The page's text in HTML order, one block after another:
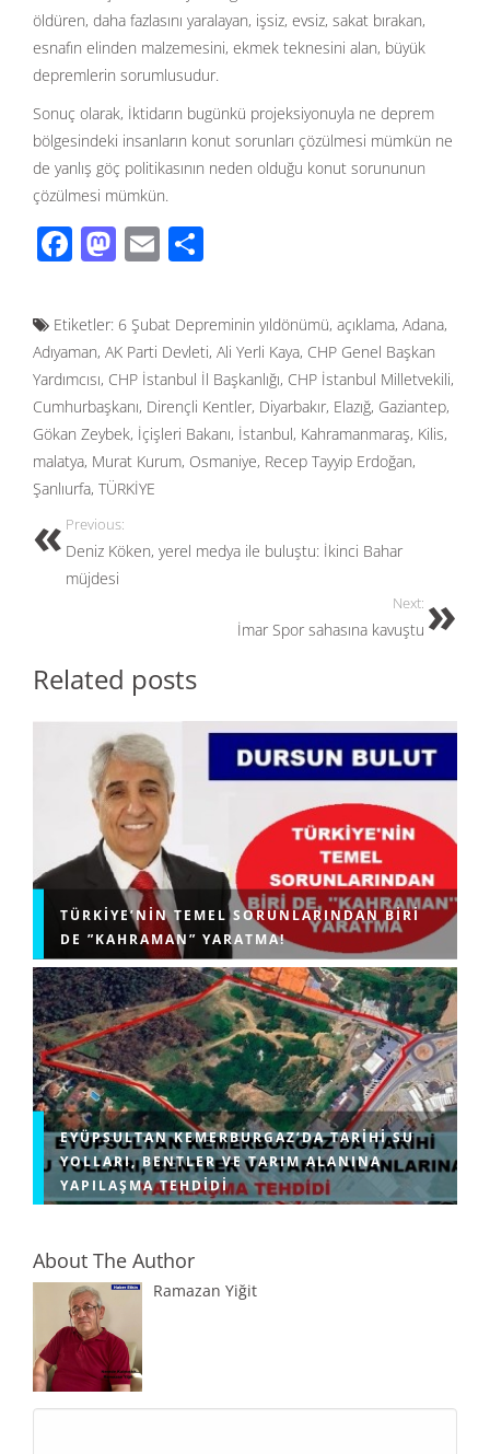
öldüren, daha fazlasını yaralayan, işsiz, evsiz, sakat bırakan,
esnafın elinden malzemesini, ekmek teknesini alan, büyük
depremlerin sorumlusudur.
Sonuç olarak, İktidarın bugünkü projeksiyonuyla ne deprem
bölgesindeki insanların konut sorunları çözülmesi mümkün ne
de yanlış göç politikasının neden olduğu konut sorununun
çözülmesi mümkün.
F
e
b
o
o
k
M
to
d
o
n
E
ail ar
e
Etiketler: 6 Şubat Depreminin yıldönümü, açıklama, Adana,
Adıyaman, AK Parti Devleti, Ali Yerli Kaya, CHP Genel Başkan
Yardımcısı, CHP İstanbul İl Başkanlığı, CHP İstanbul Milletvekili,
Cumhurbaşkanı, Dirençli Kentler, Diyarbakır, Elazığ, Gaziantep,
Gökan Zeybek, İçişleri Bakanı, İstanbul, Kahramanmaraş, Kilis,
malatya, Murat Kurum, Osmaniye, Recep Tayyip Erdoğan,
Şanlıurfa, TÜRKİYE
Previous:
Deniz Köken, yerel medya ile buluştu: İkinci Bahar
müjdesi
Next:
İmar Spor sahasına kavuştu
Related posts
TÜRKIYE’NIN TEMEL SORUNLARINDAN BIRI
DE ”KAHRAMAN” YARATMA!
EYÜPSULTAN KEMERBURGAZ’DA TARIHI SU
YOLLARI, BENTLER VE TARIM ALANINA
YAPILAŞMA TEHDIDI
About The Author
Ramazan Yiğit